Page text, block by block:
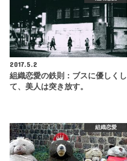
2017.5.2
組織恋愛の鉄則：ブスに優しくし
て、美人は突き放す。
組織恋愛